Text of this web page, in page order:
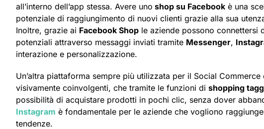
all’interno dell’app stessa. Avere uno shop su Facebook è una
potenziale di raggiungimento di nuovi clienti grazie alla sua
Inoltre, grazie ai Facebook Shop le aziende possono connettersi
potenziali attraverso messaggi inviati tramite Messenger,
interazione e personalizzazione.
Un’altra piattaforma sempre più utilizzata per il Social
visivamente coinvolgenti, che tramite le funzioni di shopping
possibilità di acquistare prodotti in pochi clic, senza dover
Instagram è fondamentale per le aziende che vogliono
tendenze.